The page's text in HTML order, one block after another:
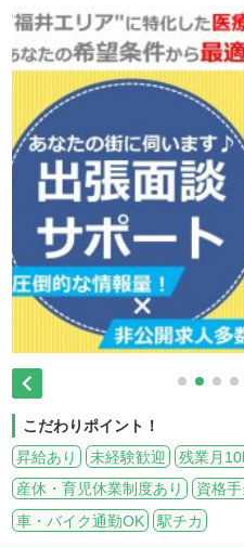

こだわりポイント！
昇給あり
未経験歓迎
残業月
産休・育児休業制度あり
資格
車・バイク通勤OK
駅チカ